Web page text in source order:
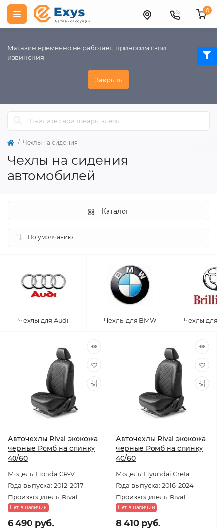
Магазин временно не работает, приносим свои
извинения
Закрыть
0
Чехлы на сидения
Чехлы на сидения
автомобилей
Каталог
Чехлы для Audi Чехлы для BMW Чехлы
Авточехлы Rival экокожа
черные Ромб на спинку
40/60
Модель: Honda CR-V
Года выпуска: 2012-2017
Производитель: Rival
Нет в наличии
6 490 руб.
Авточехлы Rival экокожа
черные Ромб на спинку
40/60
Модель: Hyundai Creta
Года выпуска: 2016-2024
Производитель: Rival
Нет в наличии
8 410 руб.